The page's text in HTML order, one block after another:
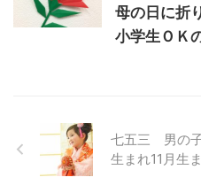
母の日に折
小学生ＯＫ
七五三 男の
生まれ11月生